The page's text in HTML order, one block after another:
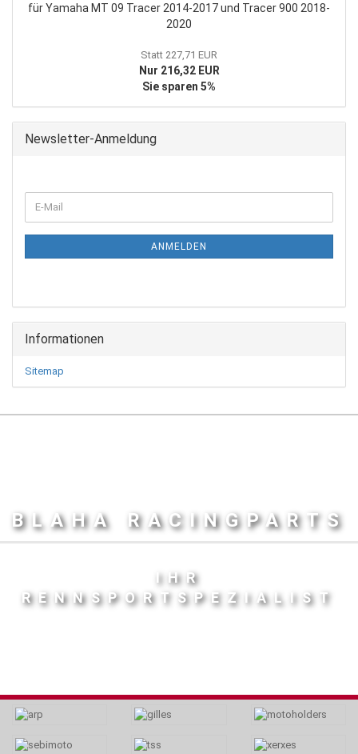
für Yamaha MT 09 Tracer 2014-2017 und Tracer 900 2018-
2020
Statt 227,71 EUR
Nur 216,32 EUR
Sie sparen 5%
Newsletter-Anmeldung
ZUR
NEWSLETTER-
E-
Mail
ANMELDEN
Informationen
Sitemap
BLAHA RACINGPARTS
IHR
RENNSPORTSPEZIALIST